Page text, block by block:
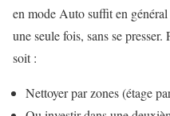
en mode Auto suffit en
une seule fois, sans se
soit :
Nettoyer par zones (étage